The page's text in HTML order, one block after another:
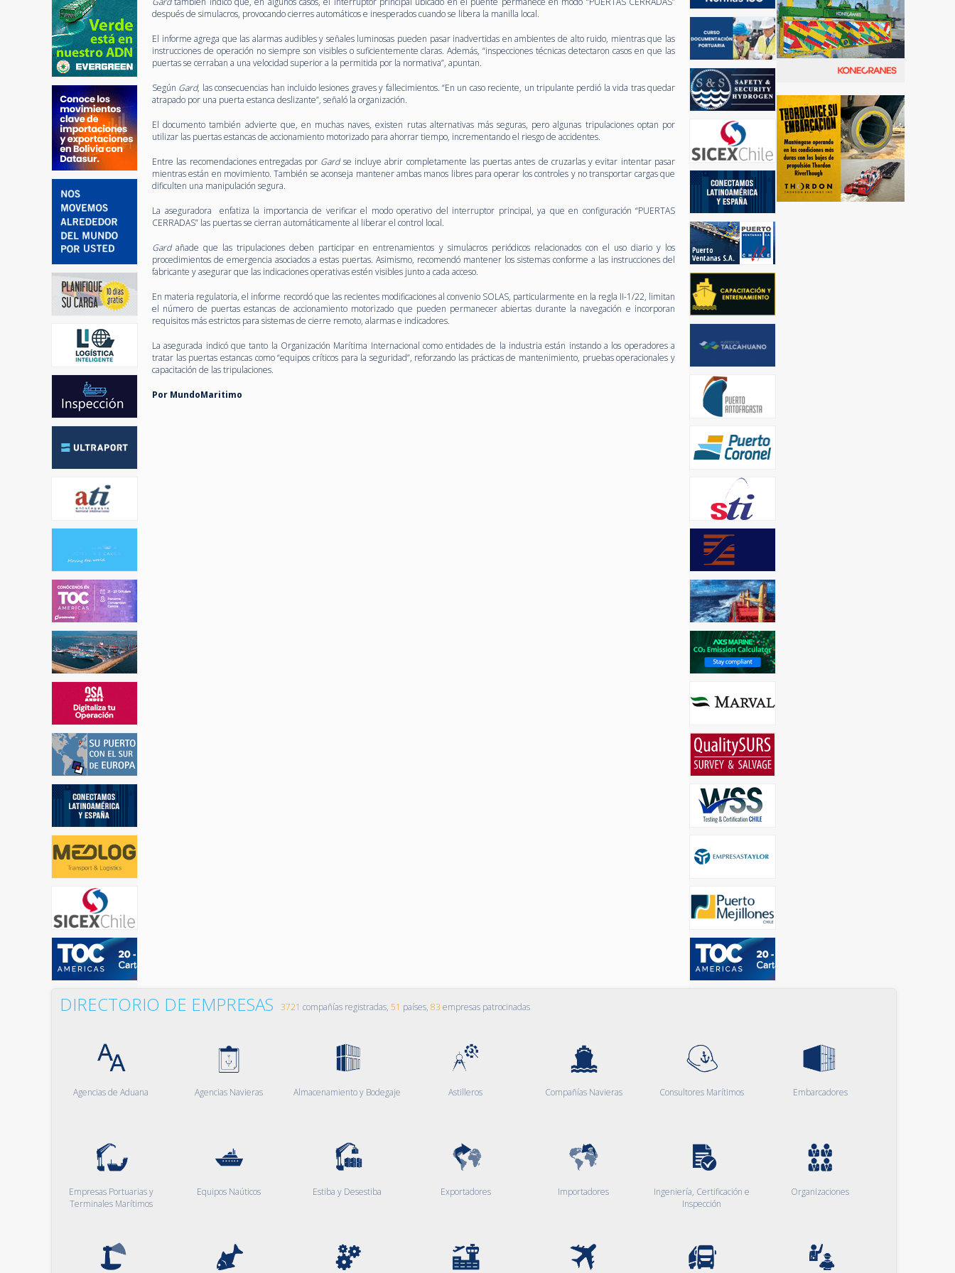
después de simulacros, provocando cierres automáticos e inesperados cuando se libera la manilla local.
El informe agrega que las alarmas audibles y señales luminosas pueden pasar inadvertidas en ambientes de alto ruido, mientras que las
instrucciones de operación no siempre son visibles o suficientemente claras. Además, “inspecciones técnicas detectaron casos en que las
puertas se cerraban a una velocidad superior a la permitida por la normativa”, apuntan.
Según Gard, las consecuencias han incluido lesiones graves y fallecimientos. “En un caso reciente, un tripulante perdió la vida tras quedar
atrapado por una puerta estanca deslizante”, señaló la organización.
El documento también advierte que, en muchas naves, existen rutas alternativas más seguras, pero algunas tripulaciones optan por
utilizar las puertas estancas de accionamiento motorizado para ahorrar tiempo, incrementando el riesgo de accidentes.
Entre las recomendaciones entregadas por Gardse incluye abrir completamente las puertas antes de cruzarlas y evitar intentar pasar
mientras están en movimiento. También se aconseja mantener ambas manos libres para operar los controles y no transportar cargas que
dificulten una manipulación segura.
La aseguradora enfatiza la importancia de verificar el modo operativo del interruptor principal, ya que en configuración “PUERTAS
CERRADAS” las puertas se cierran automáticamente al liberar el control local.
Gardañade que las tripulaciones deben participar en entrenamientos y simulacros periódicos relacionados con el uso diario y los
procedimientos de emergencia asociados a estas puertas. Asimismo, recomendó mantener los sistemas conforme a las instrucciones del
fabricante y asegurar que las indicaciones operativas estén visibles junto a cada acceso.
En materia regulatoria, el informe recordó que las recientes modificaciones al convenio SOLAS, particularmente en la regla II-1/22, limitan
el número de puertas estancas de accionamiento motorizado que pueden permanecer abiertas durante la navegación e incorporan
requisitos más estrictos para sistemas de cierre remoto, alarmas e indicadores.
La asegurada indicó que tanto la Organización Marítima Internacional como entidades de la industria están instando a los operadores a
tratar las puertas estancas como “equipos críticos para la seguridad”, reforzando las prácticas de mantenimiento, pruebas operacionales y
capacitación de las tripulaciones.
Por MundoMaritimo
DIRECTORIO DE EMPRESAS 3721 compañías registradas, 51 países, 83 empresas patrocinadas
Agencias de Aduana Agencias Navieras Almacenamiento y Bodegaje Astilleros Compañías Navieras Consultores Marítimos Embarcadores
Empresas Portuarias y
Terminales Marítimos
Equipos Naúticos Estiba y Desestiba Exportadores Importadores
Ingeniería, Certificación e
Inspección
Organizaciones